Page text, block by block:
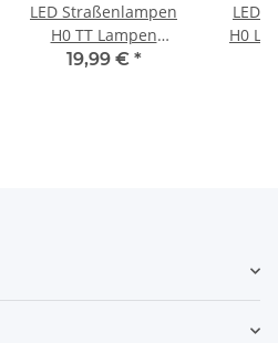
LED Straßenlampen
H0 TT Lampen
Leuchten 6,5cm
19,99 € *
LED
H0